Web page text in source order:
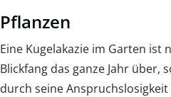
Pflanzen
Eine Kugelakazie im Garten
Blickfang das ganze Jahr über,
durch seine